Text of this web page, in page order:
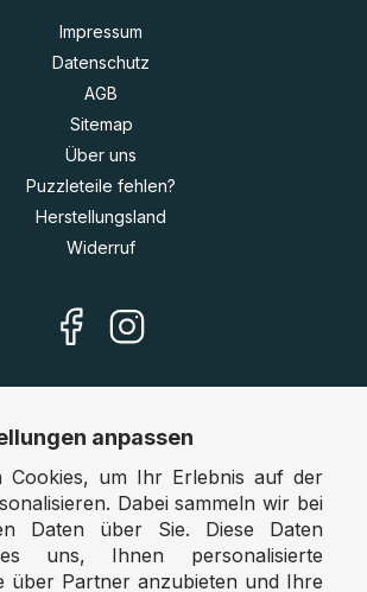
Impressum
Datenschutz
AGB
Sitemap
Über uns
Puzzleteile fehlen?
Herstellungsland
Widerruf
Unsere Shops
www.puzzle.de
Österreich:
www.puzzle.at
Belgien:www.puzzle.be
anpassen
Cookies, um Ihr Erlebnis auf der
Dabei sammeln wir bei
Daten über Sie. Diese Daten
uns, Ihnen personalisierte
über Partner anzubieten und Ihre